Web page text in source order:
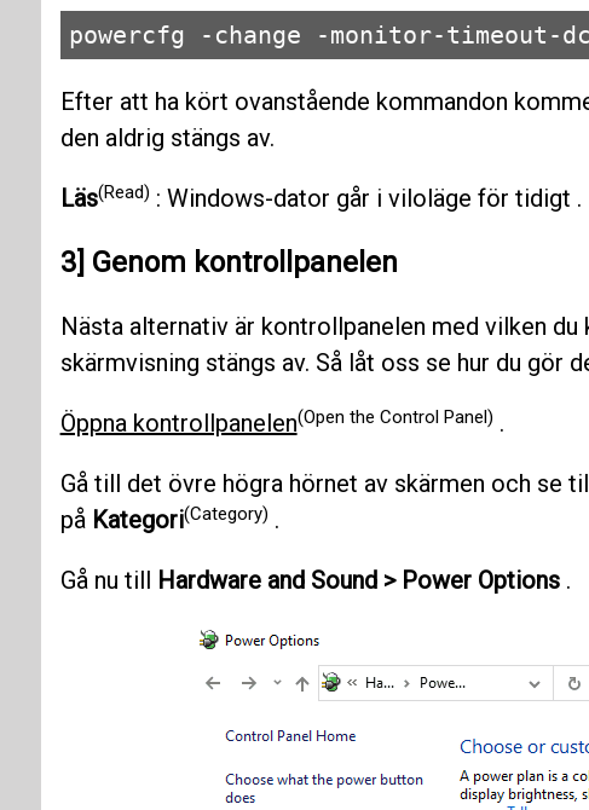
powercfg -change -monitor-timeout-
Efter att ha kört ovanstående kommandon
den aldrig stängs av.
Läs(Read) : Windows-dator går i viloläge för tidigt .
3] Genom kontrollpanelen
Nästa alternativ är kontrollpanelen med vilken du
skärmvisning stängs av. Så låt oss se hur du gör
Öppna kontrollpanelen(Open the Control Panel) .
Gå till det övre högra hörnet av skärmen och se
på Kategori(Category) .
Gå nu till Hardware and Sound > Power Options.